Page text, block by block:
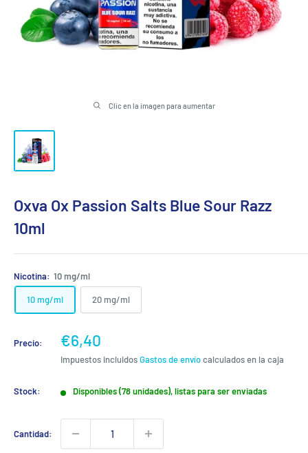
Clic en la imagen para aumentar
Oxva Ox Passion Salts Blue Sour Razz
10ml
Nicotina: 10 mg/ml
10 mg/ml 20 mg/ml
Precio:
Precio
de
venta
€6,40
Impuestos incluidosGastos de envíocalculados en la caja
Stock: Disponibles (78 unidades), listas para ser enviadas
Cantidad: